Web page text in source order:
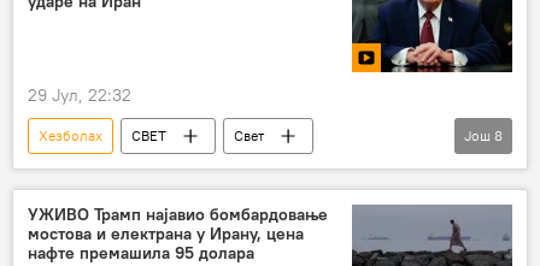
29 Јул, 22:32
Хезболах СВЕТ
Свет
Свет – политика
Иран
САД
Израел
Сукоб на Блиском истоку
Доналд Трамп
Бенјамин Нетанијаху
Још 8
УЖИВО Трамп најавио бомбардовање
мостова и електрана у Ирану, цена
нафте премашила 95 долара